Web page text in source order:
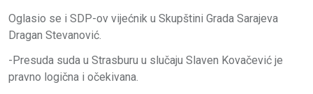
Oglasio se i SDP-ov vijećnik u Skupštini Grada Sarajeva
Dragan Stevanović.
-Presuda suda u Strasburu u slučaju Slaven Kovačević je
pravno logična i očekivana.